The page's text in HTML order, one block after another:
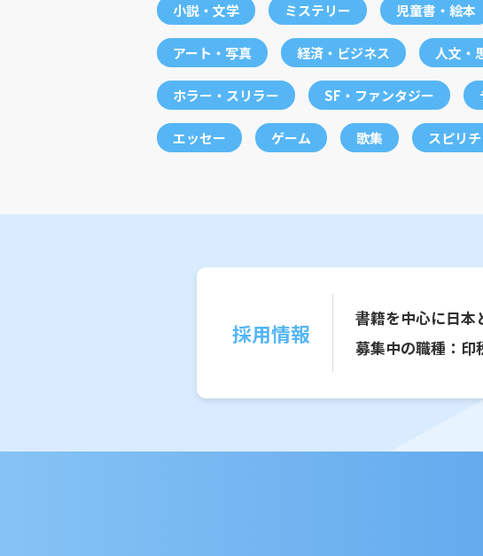
小説・文学 ミステリー 児童書・絵本
アート・写真 経済・ビジネス 人文・
ホラー・スリラー SF・ファンタジー
エッセー ゲーム 歌集 スピリ
採用情報
書籍を中心に日本
募集中の職種：印